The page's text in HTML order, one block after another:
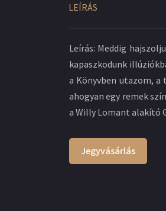
LEÍRÁS
Leírás: Meddig
kapaszkodunk
a Könyvben utazom,
ahogyan egy remek
a Willy Lomant alakító
Jegyvásárlás